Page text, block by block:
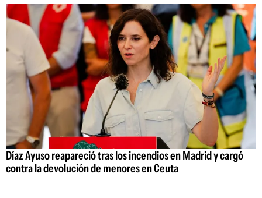
Díaz Ayuso reapareció tras los incendios en Madrid y cargó
contra la devolución de menores en Ceuta